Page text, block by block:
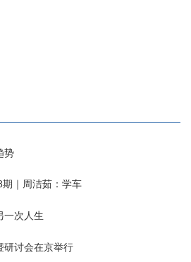
势
期｜周洁茹：学车
一次人生
研讨会在京举行